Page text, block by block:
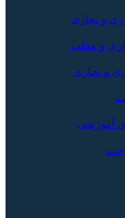
و تجاری
و مطب
و تجاری
آموزشی